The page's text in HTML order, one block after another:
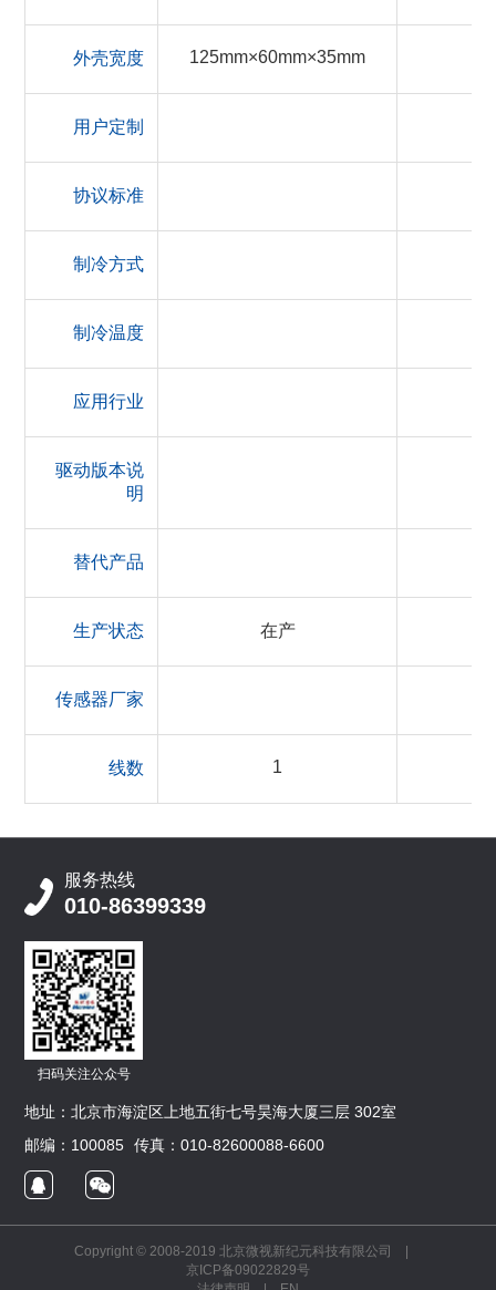
外壳宽度
用户定制
协议标准
制冷方式
制冷温度
应用行业
驱动版本说
明
替代产品
生产状态
传感器厂家
线数
125mm×60mm×35mm
在产
1
服务热线
010-86399339
扫码关注公众号
地址：北京市海淀区上地五街七号昊海大厦三层 302室
邮编：100085 传真：010-82600088-6600
Copyright © 2008-2019 北京微视新纪元科技有限公司 |
京ICP备09022829号